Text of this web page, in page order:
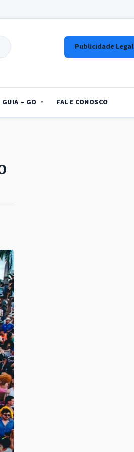
Publicidade Legal
GUIA – GO FALE CONOSCO